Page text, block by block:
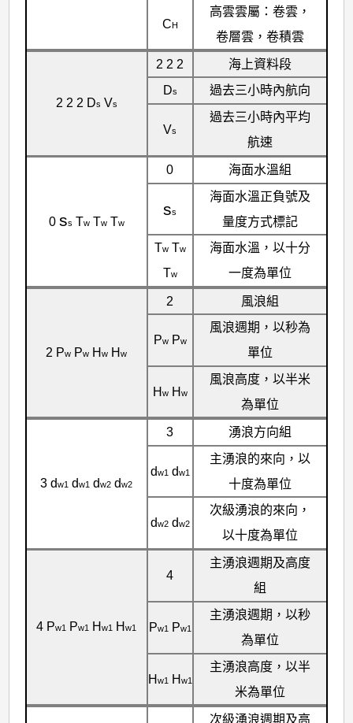
CH
高雲雲屬：卷雲，
卷層雲，卷積雲
2 2 2 Ds Vs
2 2 2
海上資料段
Ds 過去三小時內航向
Vs
過去三小時內平均
航速
0 ss TwTwTw
0 海面水溫組
ss
海面水溫正負號及
量度方式標記
TwTw
Tw
海面水溫，以十分
一度為單位
2 Pw Pw Hw Hw
2 風浪組
PwPw
風浪週期，以秒為
單位
H wH w
風浪高度，以半米
為單位
3 dw1 dw1 dw2 dw2
3 湧浪方向組
dw1 dw1
主湧浪的來向，以
十度為單位
dw2dw2
次級湧浪的來向，
以十度為單位
4 Pw1 Pw1 Hw1 Hw1
4
主湧浪週期及高度
組
Pw1 Pw1
主湧浪週期，以秒
為單位
H w1 H w1
主湧浪高度，以半
米為單位
次級湧浪週期及高